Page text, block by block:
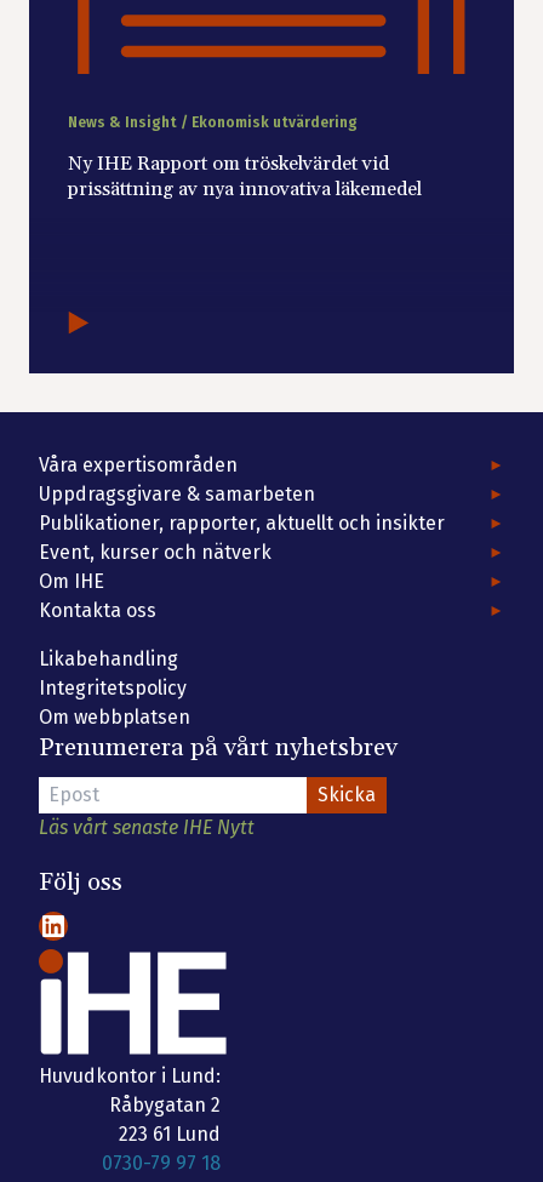
News & Insight / Ekonomisk utvärdering
Ny IHE Rapport om tröskelvärdet vid
prissättning av nya innovativa läkemedel
Våra expertisområden
Uppdragsgivare & samarbeten
Publikationer, rapporter, aktuellt och insikter
Event, kurser och nätverk
Om IHE
Kontakta oss
Likabehandling
Integritetspolicy
Om webbplatsen
Prenumerera på vårt nyhetsbrev
Läs vårt senaste IHE Nytt
Följ oss
LinkedIn
Huvudkontor i Lund:
Råbygatan 2
223 61 Lund
0730-79 97 18